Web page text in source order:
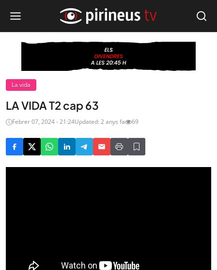
La vida
LA VIDA T2 cap 63
Febrer 07, 2024 - 21:24Updated: 2 anys fa 69